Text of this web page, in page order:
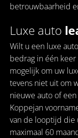
betrouwbaarheid
Luxe auto
Wilt u een luxe
bedrag in één
mogelijk om uw
tevens niet uit om
nieuwe auto of
Koppejan
van de looptijd die
maximaal 60